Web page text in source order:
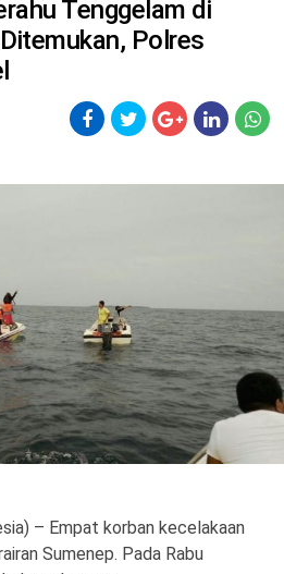
Tenggelam di
Polres
– Empat korban kecelakaan
Sumenep. Pada Rabu